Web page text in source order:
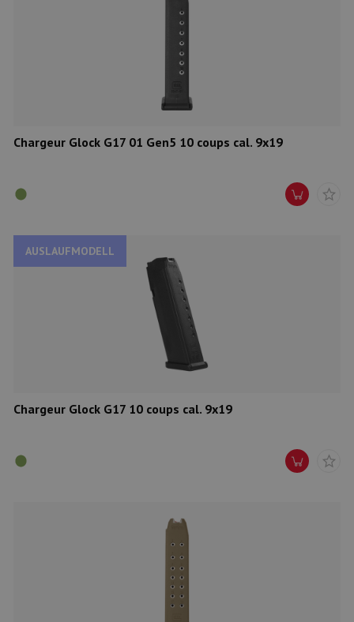
Chargeur Glock G17 01 Gen5 10 coups cal. 9x19
AUSLAUFMODELL
Chargeur Glock G17 10 coups cal. 9x19